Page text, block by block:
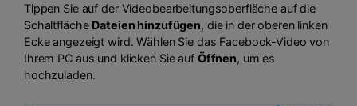
Tippen Sie auf der Videobearbeitungsoberfläche auf die
Schaltfläche Dateien hinzufügen, die in der oberen linken
Ecke angezeigt wird. Wählen Sie das Facebook-Video von
Ihrem PC aus und klicken Sie auf Öffnen, um es
hochzuladen.